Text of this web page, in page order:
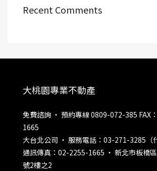
Recent Comments
大桃園專業不動產
免費諮詢 ‧ 預約專線 0809-072-385 FAX
1665
大台北公司 ‧ 服務電話：03-271-3285（
通訊傳真：02-2255-1665 ‧ 新北市板橋
號2樓之2